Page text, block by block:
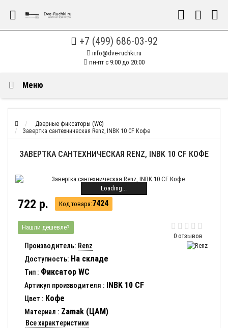
+7 (499) 686-03-92
info@dve-ruchki.ru
пн-пт с 9:00 до 20:00
Меню
Дверные фиксаторы (WC)
Завертка сантехническая Renz, INBK 10 CF Кофе
ЗАВЕРТКА САНТЕХНИЧЕСКАЯ RENZ, INBK 10 CF КОФЕ
Loading...
0 отзывов
722 р. Код товара:7424
Нашли дешевле?
Производитель: Renz
Доступность: На складе
Тип : Фиксатор WC
Артикул производителя : INBK 10 CF
Цвет : Кофе
Материал : Zamak (ЦАМ)
Все характеристики